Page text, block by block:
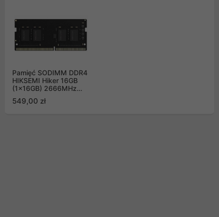
Pamięć SODIMM DDR4
HIKSEMI Hiker 16GB
(1x16GB) 2666MHz
549,00 zł